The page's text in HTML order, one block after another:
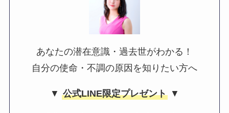
あなたの潜在意識・過去世がわかる！
自分の使命・不調の原因を知りたい方へ
▼ 公式LINE限定プレゼント▼